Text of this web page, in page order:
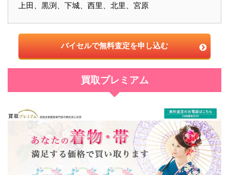
上田、黒渕、下城、西里、北里、宮原
バイセルで無料査定を申し込む
買取プレミアム